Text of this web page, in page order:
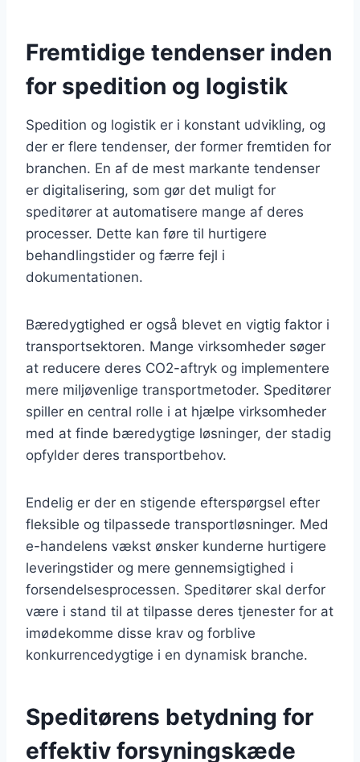
Fremtidige tendenser inden
for spedition og logistik
Spedition og logistik er i konstant udvikling, og
der er flere tendenser, der former fremtiden for
branchen. En af de mest markante tendenser
er digitalisering, som gør det muligt for
speditører at automatisere mange af deres
processer. Dette kan føre til hurtigere
behandlingstider og færre fejl i
dokumentationen.
Bæredygtighed er også blevet en vigtig faktor i
transportsektoren. Mange virksomheder søger
at reducere deres CO2-aftryk og implementere
mere miljøvenlige transportmetoder. Speditører
spiller en central rolle i at hjælpe virksomheder
med at finde bæredygtige løsninger, der stadig
opfylder deres transportbehov.
Endelig er der en stigende efterspørgsel efter
fleksible og tilpassede transportløsninger. Med
e-handelens vækst ønsker kunderne hurtigere
leveringstider og mere gennemsigtighed i
forsendelsesprocessen. Speditører skal derfor
være i stand til at tilpasse deres tjenester for at
imødekomme disse krav og forblive
konkurrencedygtige i en dynamisk branche.
Speditørens betydning for
effektiv forsyningskæde